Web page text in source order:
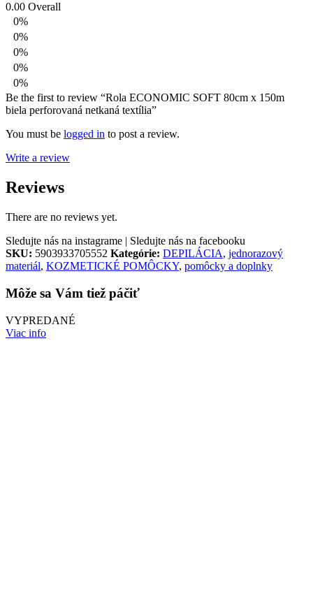
0.00 Overall
0%
0%
0%
0%
0%
Be the first to review “Rola ECONOMIC SOFT 80cm x 150m
biela perforovaná netkaná textília”
You must be logged in to post a review.
Write a review
Reviews
There are no reviews yet.
Sledujte nás na instagrame | Sledujte nás na facebooku
SKU: 5903933705552 Kategórie: DEPILÁCIA, jednorazový
materiál, KOZMETICKÉ POMÔCKY, pomôcky a doplnky
Môže sa Vám tiež páčiť
VYPREDANÉ
Viac info